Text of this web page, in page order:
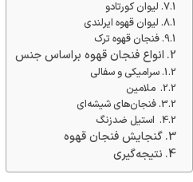
لیوان کورتادو
لیوان قهوه ایرلندی
فنجان قهوه ترک
انواع فنجان قهوه براساس جنس
سرامیکی و سفالی
ملامین
فنجان‌های شیشه‌ای
استیل ضدزنگ
گنجایش فنجان قهوه
نتیجه‌گیری